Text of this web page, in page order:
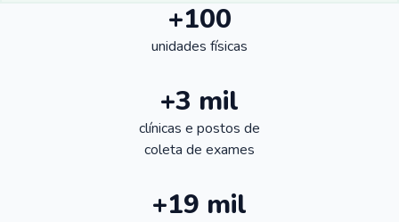
+100
unidades físicas
+3 mil
clínicas e postos de
coleta de exames
+19 mil